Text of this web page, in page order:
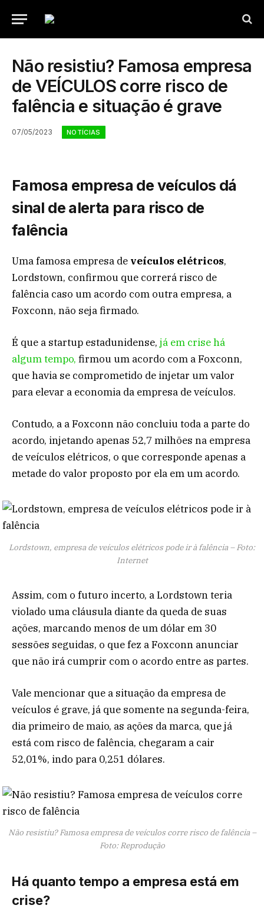
Não resistiu? Famosa empresa
de VEÍCULOS corre risco de
falência e situação é grave
07/05/2023 NOTÍCIAS
Famosa empresa de veículos dá
sinal de alerta para risco de
falência
Uma famosa empresa de veículos elétricos,
Lordstown, confirmou que correrá risco de
falência caso um acordo com outra empresa, a
Foxconn, não seja firmado.
É que a startup estadunidense, já em crise há
algum tempo, firmou um acordo com a Foxconn,
que havia se comprometido de injetar um valor
para elevar a economia da empresa de veículos.
Contudo, a a Foxconn não concluiu toda a parte do
acordo, injetando apenas 52,7 milhões na empresa
de veículos elétricos, o que corresponde apenas a
metade do valor proposto por ela em um acordo.
Lordstown, empresa de veículos elétricos pode ir à falência – Foto:
Internet
Assim, com o futuro incerto, a Lordstown teria
violado uma cláusula diante da queda de suas
ações, marcando menos de um dólar em 30
sessões seguidas, o que fez a Foxconn anunciar
que não irá cumprir com o acordo entre as partes.
Vale mencionar que a situação da empresa de
veículos é grave, já que somente na segunda-feira,
dia primeiro de maio, as ações da marca, que já
está com risco de falência, chegaram a cair
52,01%, indo para 0,251 dólares.
Não resistiu? Famosa empresa de veículos corre risco de falência –
Foto: Reprodução
Há quanto tempo a empresa está em
crise?